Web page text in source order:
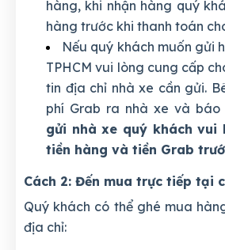
hàng, khi nhận hàng quý
hàng trước khi thanh toán
Nếu quý khách muốn gửi
TPHCM vui lòng cung cấp
tin địa chỉ nhà xe cần gửi.
phí Grab ra nhà xe và báo
gửi nhà xe quý khách vui
tiền hàng và tiền Grab
Cách 2: Đến mua trực tiếp tại
Quý khách có thể ghé mua
địa chỉ: